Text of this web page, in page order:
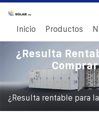
Inicio Productos
¿Resulta
¿Resulta rentable para